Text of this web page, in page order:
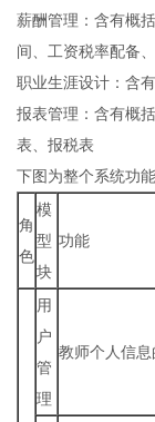
薪酬管理：含有概
间、工资税率配备
职业生涯设计：含
报表管理：含有概
表、报税表
下图为整个系统功
角
色
模
型
块
功能
用
户
管
理
教师个人信息